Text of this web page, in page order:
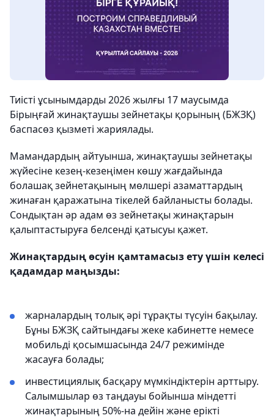
Тиісті ұсынымдарды 2026 жылғы 17 маусымда
Бірыңғай жинақтаушы зейнетақы қорының (БЖЗҚ)
баспасөз қызметі жариялады.
Мамандардың айтуынша, жинақтаушы зейнетақы
жүйесіне кезең-кезеңімен көшу жағдайында
болашақ зейнетақының мөлшері азаматтардың
жинаған қаражатына тікелей байланысты болады.
Сондықтан әр адам өз зейнетақы жинақтарын
қалыптастыруға белсенді қатысуы қажет.
Жинақтардың өсуін қамтамасыз ету үшін келесі
қадамдар маңызды:
жарналардың толық әрі тұрақты түсуін бақылау.
Бұны БЖЗҚ сайтындағы жеке кабинетте немесе
мобильді қосымшасында 24/7 режимінде
жасауға болады;
инвестициялық басқару мүмкіндіктерін арттыру.
Салымшылар өз таңдауы бойынша міндетті
жинақтарының 50%-на дейін және ерікті